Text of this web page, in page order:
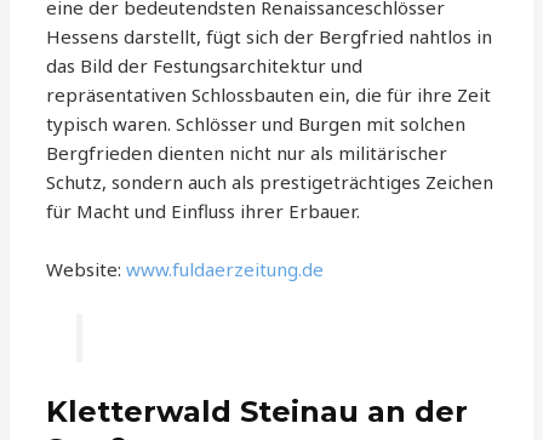
eine der bedeutendsten Renaissanceschlösser
Hessens darstellt, fügt sich der Bergfried nahtlos in
das Bild der Festungsarchitektur und
repräsentativen Schlossbauten ein, die für ihre Zeit
typisch waren. Schlösser und Burgen mit solchen
Bergfrieden dienten nicht nur als militärischer
Schutz, sondern auch als prestigeträchtiges Zeichen
für Macht und Einfluss ihrer Erbauer.
Website:www.fuldaerzeitung.de
Kletterwald Steinau an der